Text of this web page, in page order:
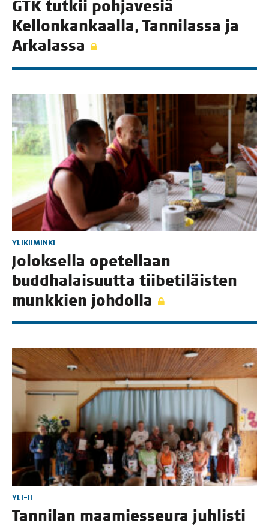
GTK tut­kii poh­ja­ve­siä
Kel­lon­kan­kaal­la, Tan­ni­las­sa ja
Arkalassa
YLIKIIMINKI
Jolok­sel­la ope­tel­laan
budd­ha­lai­suut­ta tii­be­ti­läis­ten
munk­kien johdolla
YLI-II
Tan­ni­lan maa­mies­seu­ra juh­lis­ti